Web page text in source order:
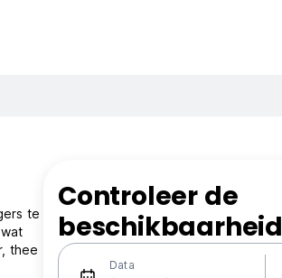
te
thee
Controleer de
beschikbaarheid
Data